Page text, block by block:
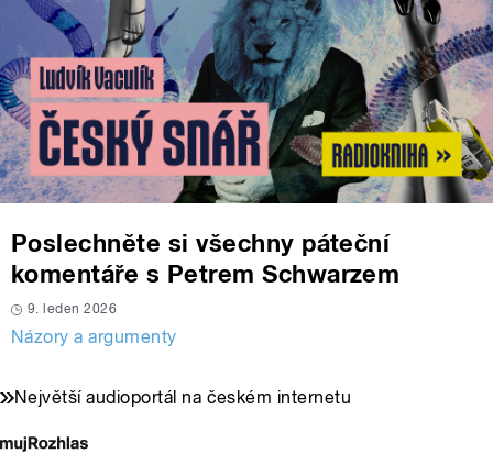
Poslechněte si všechny páteční
komentáře s Petrem Schwarzem
9. leden 2026
Názory a argumenty
Největší audioportál na českém internetu